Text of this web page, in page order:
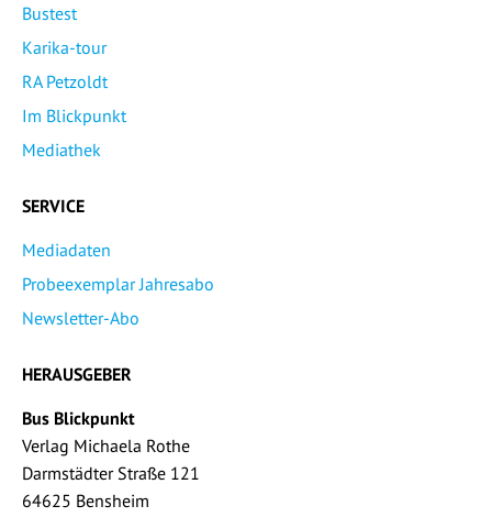
Bustest
Karika-tour
RA Petzoldt
Im Blickpunkt
Mediathek
SERVICE
Mediadaten
Probeexemplar Jahresabo
Newsletter-Abo
HERAUSGEBER
Bus Blickpunkt
Verlag Michaela Rothe
Darmstädter Straße 121
64625 Bensheim